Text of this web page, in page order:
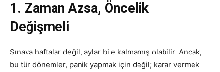
1. Zaman Azsa, Öncelik
Değişmeli
Sınava haftalar değil, aylar bile kalmamış olabilir. Ancak,
bu tür dönemler, panik yapmak için değil; karar vermek